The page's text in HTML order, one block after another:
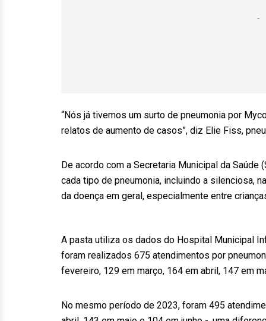
“Nós já tivemos um surto de pneumonia por
relatos de aumento de casos”, diz Elie Fiss,
De acordo com a Secretaria Municipal da
cada tipo de pneumonia, incluindo a silenciosa,
da doença em geral, especialmente entre
A pasta utiliza os dados do Hospital Municipal
foram realizados 675 atendimentos por
fevereiro, 129 em março, 164 em abril, 147 em
No mesmo período de 2023, foram 495